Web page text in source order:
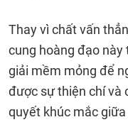
Thay vì chất vấn
cung hoàng đạo này
giải mềm mỏng để
được sự thiện chí và
quyết khúc mắc